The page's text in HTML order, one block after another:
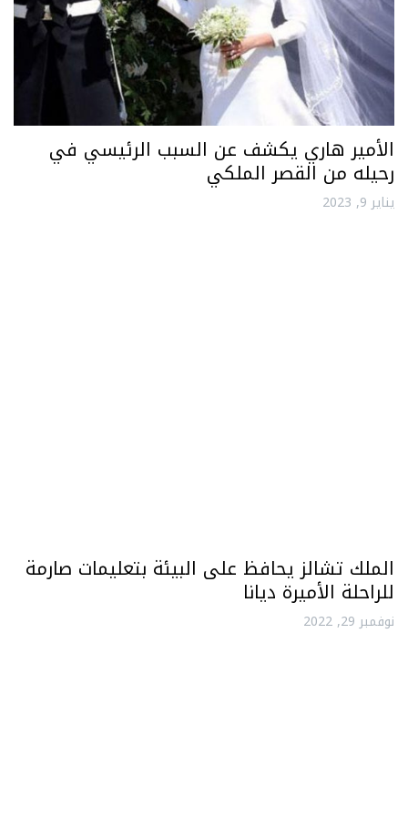
الأمير هاري يكشف عن السبب الرئيسي في
رحيله من القصر الملكي
يناير 9, 2023
الملك تشالز يحافظ على البيئة بتعليمات صارمة
للراحلة الأميرة ديانا
نوفمبر 29, 2022